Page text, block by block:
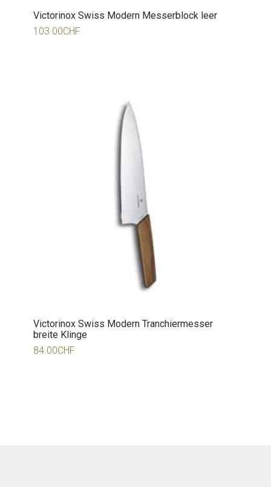
Victorinox Swiss Modern Messerblock leer
103.00CHF
Victorinox Swiss Modern Tranchiermesser
breite Klinge
84.00CHF